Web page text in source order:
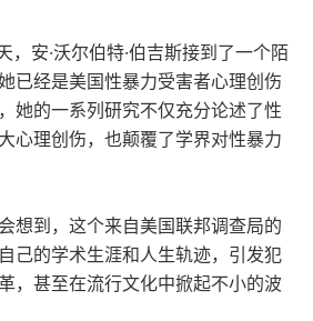
，安·沃尔伯特·伯吉斯接到了一个陌
已经是美国性暴力受害者心理创伤
她的一系列研究不仅充分论述了性
心理创伤，也颠覆了学界对性暴力
想到，这个来自美国联邦调查局的
己的学术生涯和人生轨迹，引发犯
，甚至在流行文化中掀起不小的波